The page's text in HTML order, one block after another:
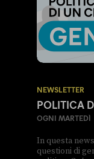
NEWSLETTER
POLITICA
OGNI MARTEDÌ
In questa
questioni di